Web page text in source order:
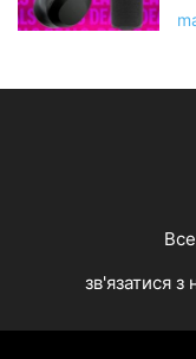
зв'язатися з